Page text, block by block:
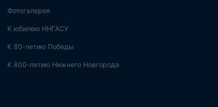
Фотогалерея
К юбилею ННГАСУ
К 80-летию Победы
К 800-летию Нижнего Новгорода